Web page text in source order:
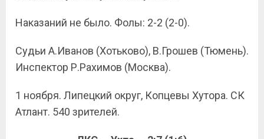
Наказаний не было. Фолы: 2-2 (2-0).
Судьи А.Иванов (Хотьково), В.Грошев (Тюмень).
Инспектор Р.Рахимов (Москва).
1 ноября. Липецкий округ, Копцевы Хутора. СК
Атлант. 540 зрителей.